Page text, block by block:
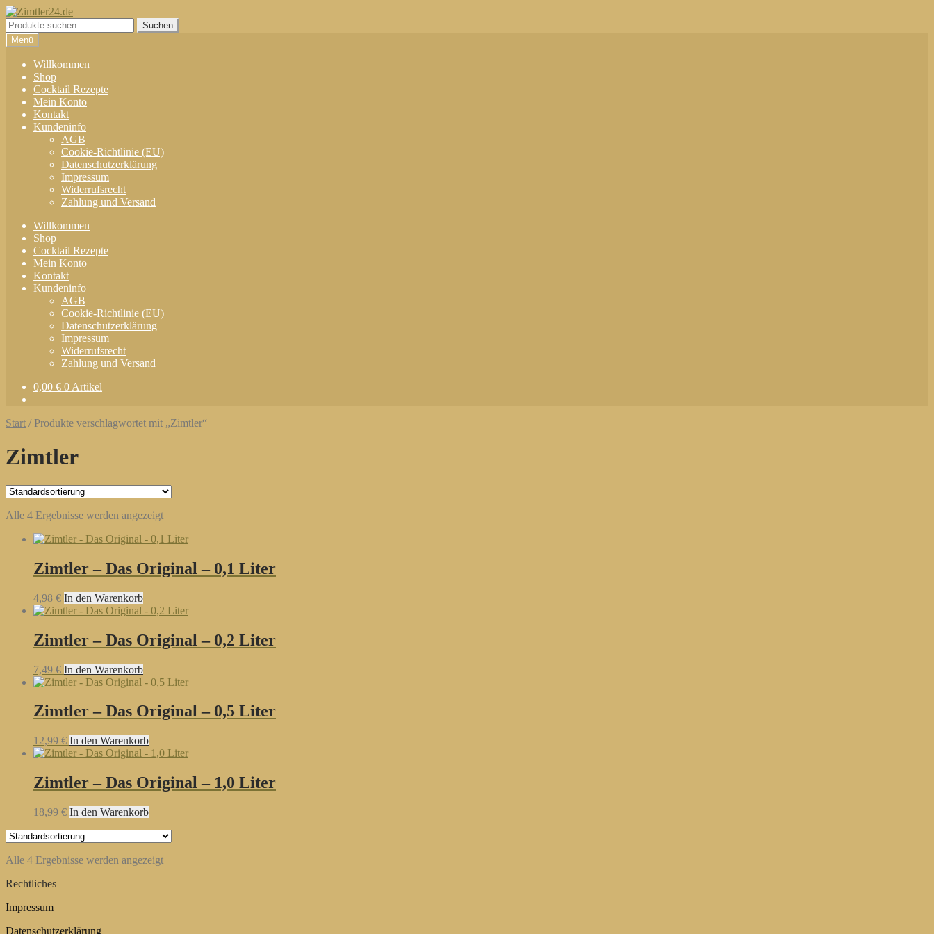
Zur
Navigation
springen
Zum
Inhalt
springen
Suchen
nach:
Suchen
Menü
Willkommen
Shop
Cocktail Rezepte
Mein Konto
Kontakt
Kundeninfo
AGB
Cookie-Richtlinie (EU)
Datenschutzerklärung
Impressum
Widerrufsrecht
Zahlung und Versand
Willkommen
Shop
Cocktail Rezepte
Mein Konto
Kontakt
Kundeninfo
AGB
Cookie-Richtlinie (EU)
Datenschutzerklärung
Impressum
Widerrufsrecht
Zahlung und Versand
0,00 € 0 Artikel
Start / Produkte verschlagwortet mit „Zimtler“
Zimtler
Alle 4 Ergebnisse werden angezeigt
Zimtler – Das Original – 0,1 Liter
4,98 € In den Warenkorb
Zimtler – Das Original – 0,2 Liter
7,49 € In den Warenkorb
Zimtler – Das Original – 0,5 Liter
12,99 € In den Warenkorb
Zimtler – Das Original – 1,0 Liter
18,99 € In den Warenkorb
Alle 4 Ergebnisse werden angezeigt
Rechtliches
Impressum
Datenschutzerklärung